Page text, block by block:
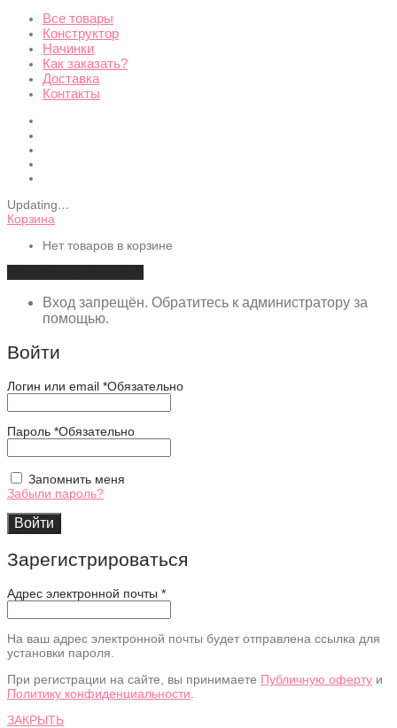
Все товары
Конструктор
Начинки
Как заказать?
Доставка
Контакты
Updating…
Корзина
Нет товаров в корзине
Вход запрещён. Обратитесь к администратору за
помощью.
Войти
Логин или email *Обязательно
Пароль *Обязательно
Запомнить меня
Забыли пароль?
Войти
Зарегистрироваться
Адрес электронной почты *
На ваш адрес электронной почты будет отправлена ссылка для
установки пароля.
При регистрации на сайте, вы принимаете Публичную оферту и
Политику конфиденциальности
ЗАКРЫТЬ